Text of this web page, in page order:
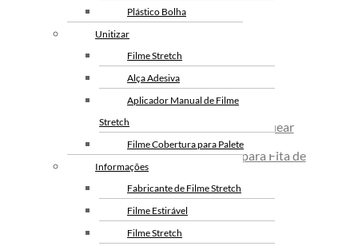
Personalizado
Personalizado
Envelope de Segurança para
Plástico Bolha
Unitizar
Filme Stretch
Alça Adesiva
Aplicador Manual de Filme
Stretch
Filme Cobertura para Palete
Informações
Fabricante de Filme Stretch
Filme Estirável
Filme Stretch
Arqueação
Alicates Seladores de Fita de Arquear
Carrinhos Desbobinadores para Fita de
Arquear
Esticadores Para Fita de Arquear
Fita de Arquear PP
De Filme Stretch